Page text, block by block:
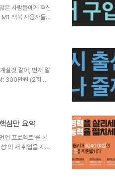
은 사람들에게 혁신
맥북 사용자들이
입니다. M1 맥북은
실것 같아, 먼저 알
: 300만원 (2회 분
동의 출생일 기준,
지 거주한다면 지
심만 요약
업 프로젝트’를 본
'의 재 취업을 지원
업 인턴십'을 한단